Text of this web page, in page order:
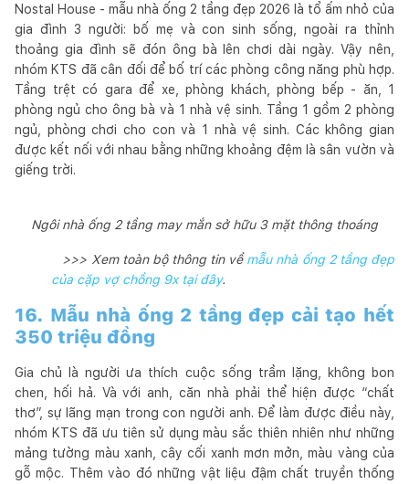
Nostal House - mẫu nhà ống 2 tầng đẹp 2026 là tổ ấm nhỏ của
gia đình 3 người: bố mẹ và con sinh sống, ngoài ra thỉnh
thoảng gia đình sẽ đón ông bà lên chơi dài ngày. Vậy nên,
nhóm KTS đã cân đối để bố trí các phòng công năng phù hợp.
Tầng trệt có gara để xe, phòng khách, phòng bếp - ăn, 1
phòng ngủ cho ông bà và 1 nhà vệ sinh. Tầng 1 gồm 2 phòng
ngủ, phòng chơi cho con và 1 nhà vệ sinh. Các không gian
được kết nối với nhau bằng những khoảng đệm là sân vườn và
giếng trời.
Ngôi nhà ống 2 tầng may mắn sở hữu 3 mặt thông thoáng
>>> Xem toàn bộ thông tin vềmẫu nhà ống 2 tầng đẹp
của cặp vợ chồng 9x tại đây.
16. Mẫu nhà ống 2 tầng đẹp cải tạo hết
350 triệu đồng
Gia chủ là người ưa thích cuộc sống trầm lặng, không bon
chen, hối hả. Và với anh, căn nhà phải thể hiện được “chất
thơ”, sự lãng mạn trong con người anh. Để làm được điều này,
nhóm KTS đã ưu tiên sử dụng màu sắc thiên nhiên như những
mảng tường màu xanh, cây cối xanh mơn mởn, màu vàng của
gỗ mộc. Thêm vào đó những vật liệu đậm chất truyền thống